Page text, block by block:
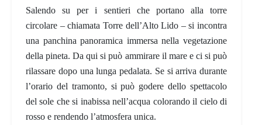
Salendo su per i sentieri che portano alla torre
circolare – chiamata Torre dell’Alto Lido – si incontra
una panchina panoramica immersa nella vegetazione
della pineta. Da qui si può ammirare il mare e ci si può
rilassare dopo una lunga pedalata. Se si arriva durante
l’orario del tramonto, si può godere dello spettacolo
delsole che si inabissa nell’acqua colorando il cielo di
rosso e rendendo l’atmosfera unica.